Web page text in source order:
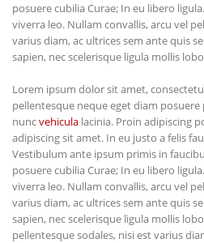
posuere cubilia Curae; In eu libero
viverra leo. Nullam convallis, arcu vel
varius diam, ac ultrices sem ante quis
sapien, nec scelerisque ligula mollis
Lorem ipsum dolor sit amet,
pellentesque neque eget diam
nuncvehicula lacinia. Proin adipiscing
adipiscing sit amet. In eu justo a felis
Vestibulum ante ipsum primis in
posuere cubilia Curae; In eu libero
viverra leo. Nullam convallis, arcu vel
varius diam, ac ultrices sem ante quis
sapien, nec scelerisque ligula mollis
pellentesque sodales, nisi est varius